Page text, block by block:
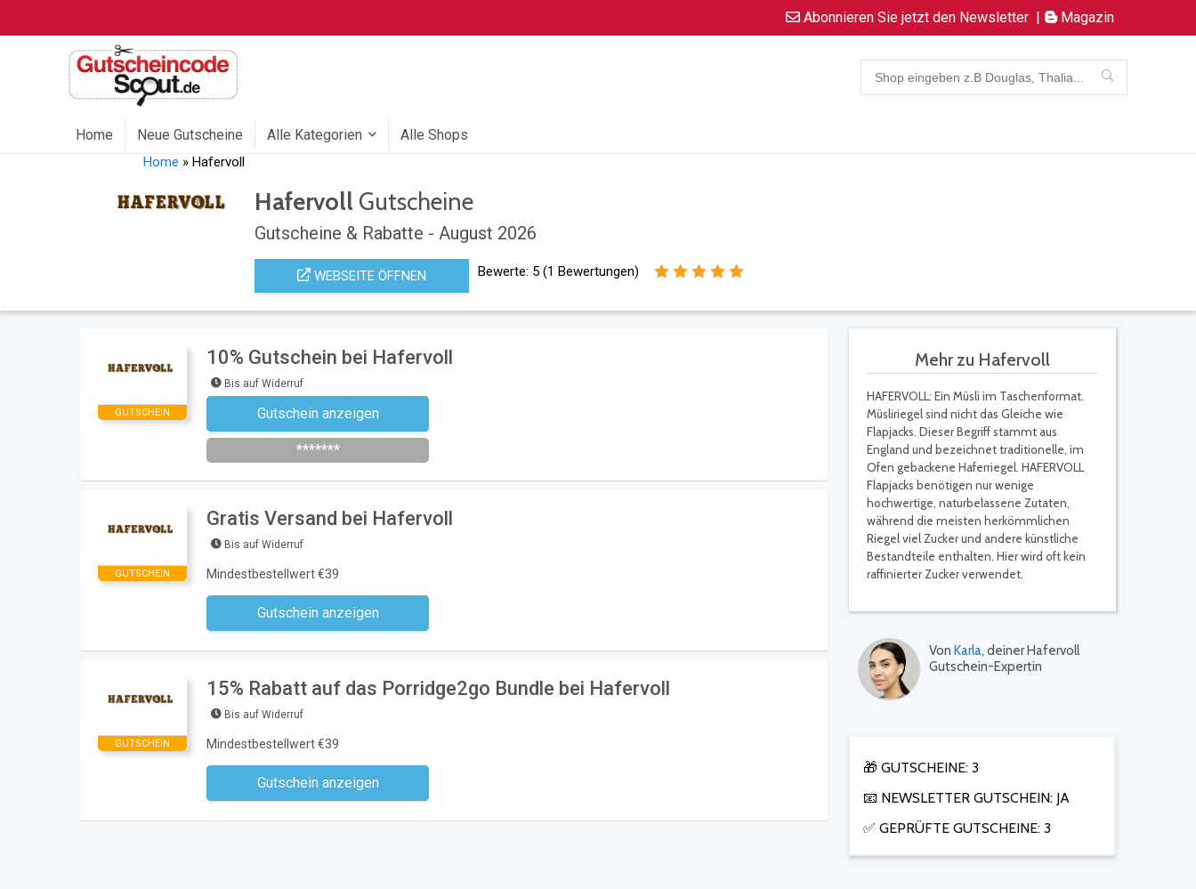
Abonnieren Sie jetzt den Newsletter | Magazin
Home Neue Gutscheine Alle Kategorien Alle Shops
Home »Hafervoll
Hafervoll Gutscheine
Gutscheine & Rabatte - August 2026
WEBSEITE ÖFFNEN Bewerte: 5 (1 Bewertungen)
Mehr zu Hafervoll
HAFERVOLL: Ein Müsli im Taschenformat.
Müsliriegel sind nicht das Gleiche wie
Flapjacks. Dieser Begriff stammt aus
England und bezeichnet traditionelle, im
Ofen gebackene Haferriegel. HAFERVOLL
Flapjacks benötigen nur wenige
hochwertige, naturbelassene Zutaten,
während die meisten herkömmlichen
Riegel viel Zucker und andere künstliche
Bestandteile enthalten. Hier wird oft kein
raffinierter Zucker verwendet.
Von Karla, deiner Hafervoll
Gutschein-Expertin
🎁 GUTSCHEINE: 3
📧 NEWSLETTER GUTSCHEIN: JA
✅ GEPRÜFTE GUTSCHEINE: 3
GUTSCHEIN
10% Gutschein bei Hafervoll
Bis auf Widerruf
Gutschein anzeigen
Newsletter des Shops abonnieren
*******
GUTSCHEIN
Gratis Versand bei Hafervoll
Bis auf Widerruf
Mindestbestellwert €39
Gutschein anzeigen
Kein Code notwendig
GUTSCHEIN
15% Rabatt auf das Porridge2go Bundle bei Hafervoll
Bis auf Widerruf
Mindestbestellwert €39
Gutschein anzeigen
Kein Code notwendig